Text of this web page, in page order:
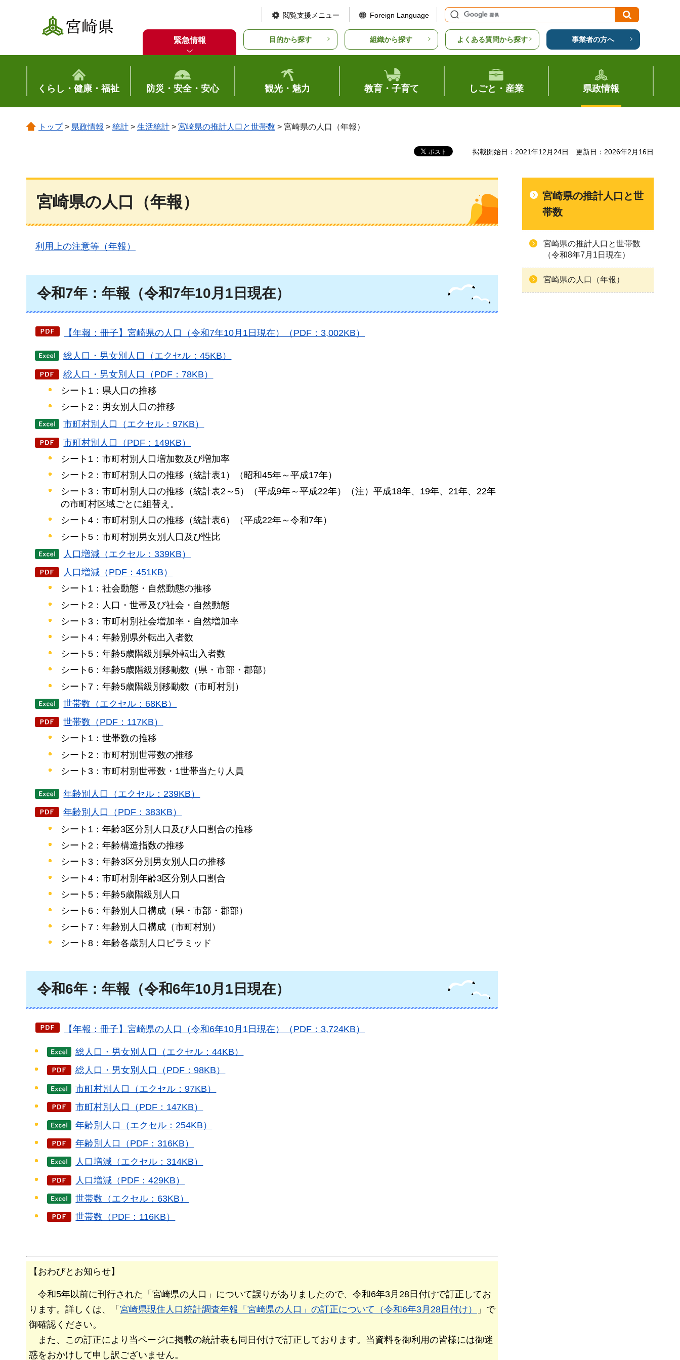
宮崎県
閲覧支援メニュー Foreign Language
緊急情報 目的から探す 組織から探す よくある質問から探す 事業者の方へ
くらし・健康・福祉 防災・安全・安心 観光・魅力 教育・子育て しごと・産業 県政情報
トップ> 県政情報 > 統計 > 生活統計 > 宮崎県の推計人口と世帯数 > 宮崎県の人口（年報）
掲載開始日：2021年12月24日 更新日：2026年2月16日
宮崎県の人口（年報）
利用上の注意等（年報）
令和7年：年報（令和7年10月1日現在）
【年報：冊子】宮崎県の人口（令和7年10月1日現在）（PDF：3,002KB）
総人口・男女別人口（エクセル：45KB）
総人口・男女別人口（PDF：78KB）
シート1：県人口の推移
シート2：男女別人口の推移
市町村別人口（エクセル：97KB）
市町村別人口（PDF：149KB）
シート1：市町村別人口増加数及び増加率
シート2：市町村別人口の推移（統計表1）（昭和45年～平成17年）
シート3：市町村別人口の推移（統計表2～5）（平成9年～平成22年）（注）平成18年、19年、21年、22年
の市町村区域ごとに組替え。
シート4：市町村別人口の推移（統計表6）（平成22年～令和7年）
シート5：市町村別男女別人口及び性比
人口増減（エクセル：339KB）
人口増減（PDF：451KB）
シート1：社会動態・自然動態の推移
シート2：人口・世帯及び社会・自然動態
シート3：市町村別社会増加率・自然増加率
シート4：年齢別県外転出入者数
シート5：年齢5歳階級別県外転出入者数
シート6：年齢5歳階級別移動数（県・市部・郡部）
シート7：年齢5歳階級別移動数（市町村別）
世帯数（エクセル：68KB）
世帯数（PDF：117KB）
シート1：世帯数の推移
シート2：市町村別世帯数の推移
シート3：市町村別世帯数・1世帯当たり人員
年齢別人口（エクセル：239KB）
年齢別人口（PDF：383KB）
シート1：年齢3区分別人口及び人口割合の推移
シート2：年齢構造指数の推移
シート3：年齢3区分別男女別人口の推移
シート4：市町村別年齢3区分別人口割合
シート5：年齢5歳階級別人口
シート6：年齢別人口構成（県・市部・郡部）
シート7：年齢別人口構成（市町村別）
シート8：年齢各歳別人口ピラミッド
令和6年：年報（令和6年10月1日現在）
【年報：冊子】宮崎県の人口（令和6年10月1日現在）（PDF：3,724KB）
総人口・男女別人口（エクセル：44KB）
総人口・男女別人口（PDF：98KB）
市町村別人口（エクセル：97KB）
市町村別人口（PDF：147KB）
年齢別人口（エクセル：254KB）
年齢別人口（PDF：316KB）
人口増減（エクセル：314KB）
人口増減（PDF：429KB）
世帯数（エクセル：63KB）
世帯数（PDF：116KB）
【おわびとお知らせ】
令和5年以前に刊行された「宮崎県の人口」について誤りがありましたので、令和6年3月28日付けで訂正してお
ります。詳しくは、「 宮崎県現住人口統計調査年報「宮崎県の人口」の訂正について（令和6年3月28日付け）
」で
御確認ください。
また、 この訂正により当ページに掲載の統計表も同日付けで訂正しております。当資料を御利用の皆様には御迷
惑をおかけして申し訳ございません。
宮崎県の推計人口と世
帯数
宮崎県の推計人口と世帯数
（令和8年7月1日現在）
宮崎県の人口（年報）